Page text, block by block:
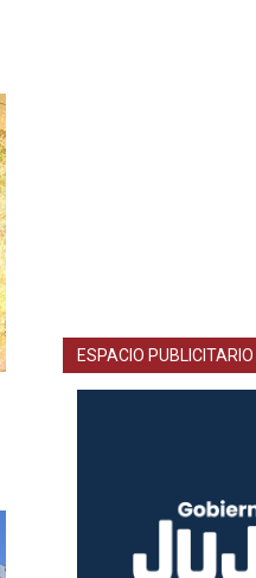
ESPACIO PUBLICITARIO